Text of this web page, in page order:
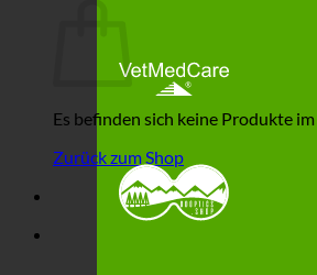
Es befinden sich keine Produkte
Zurück zum Shop